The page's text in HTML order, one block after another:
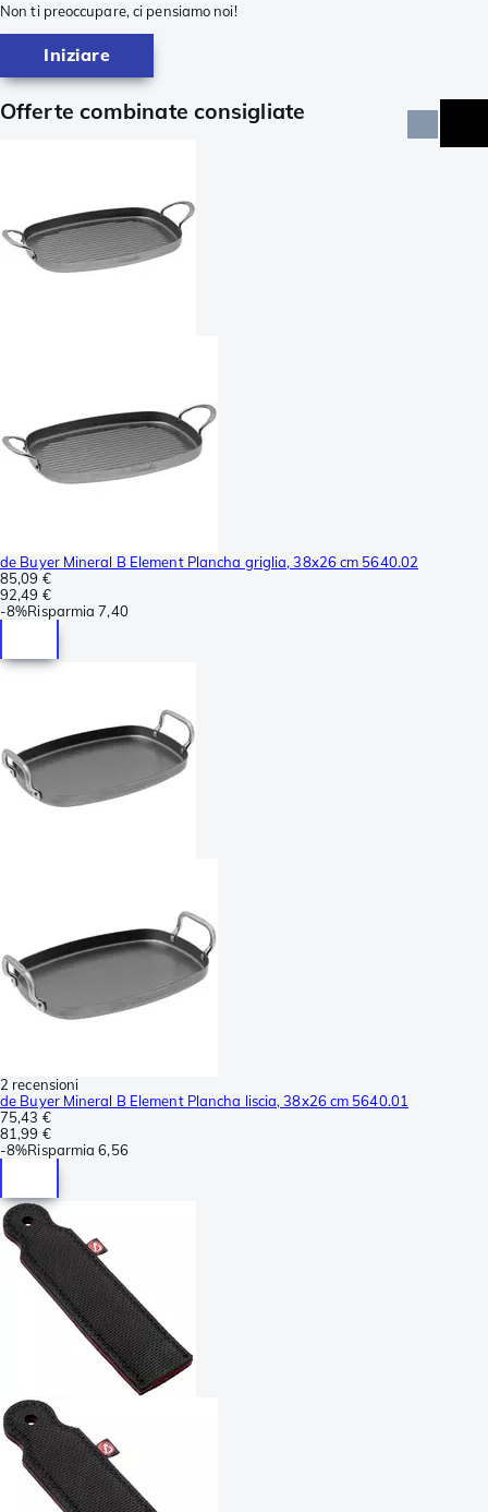
Non ti preoccupare, ci pensiamo noi!
Iniziare
Offerte combinate consigliate
de Buyer Mineral B Element Plancha griglia, 38x26 cm 5640.02
85,09 €
92,49 €
-8%Risparmia 7,40
2 recensioni
de Buyer Mineral B Element Plancha liscia, 38x26 cm 5640.01
75,43 €
81,99 €
-8%Risparmia 6,56